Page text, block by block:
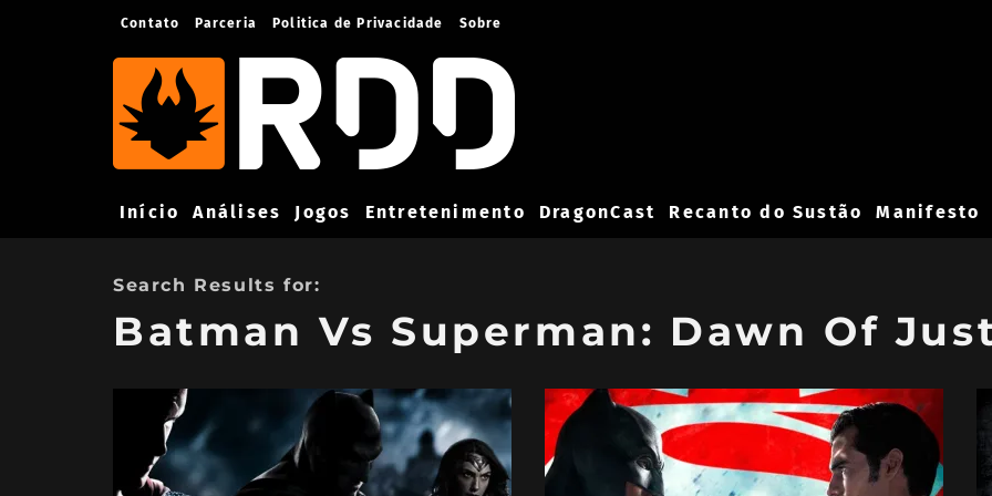
Contato Parceria Politica de Privacidade Sobre
Início Análises Jogos Entretenimento DragonCast Recanto do Sustão Manifesto
Search Results for:
Batman Vs Superman: Dawn Of